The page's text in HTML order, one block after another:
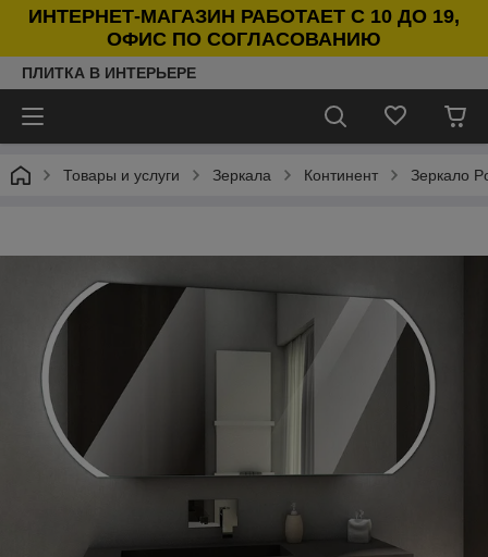
ИНТЕРНЕТ-МАГАЗИН РАБОТАЕТ С 10 ДО 19,
ОФИС ПО СОГЛАСОВАНИЮ
ПЛИТКА В ИНТЕРЬЕРЕ
Товары и услуги Зеркала Континент Зеркало